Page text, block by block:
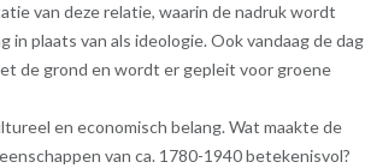
van deze relatie, waarin de nadruk wordt
plaats van als ideologie. Ook vandaag de dag
de grond en wordt er gepleit voor groene
en economisch belang. Wat maakte de
van ca. 1780-1940 betekenisvol?